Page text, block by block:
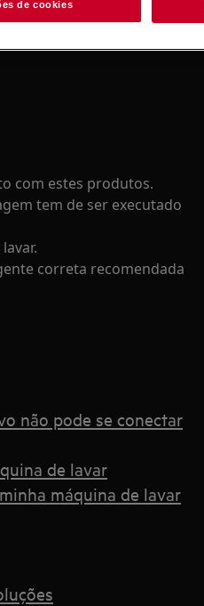
com estes produtos.
tem de ser executado
correta recomendada
não pode se conectar
de lavar
máquina de lavar
de cookies